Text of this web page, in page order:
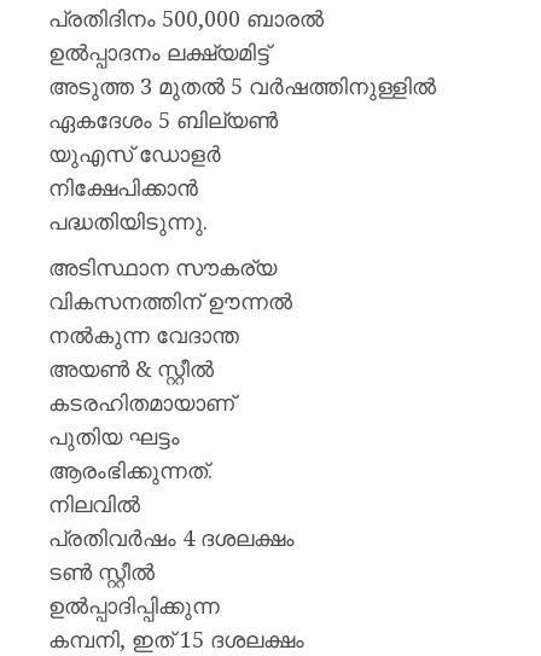
പ്രതിദിനം 500,000 ബാരല്‍
ഉല്‍പ്പാദനം ലക്ഷ്യമിട്ട്
അടുത്ത 3 മുതല്‍ 5 വര്‍ഷത്തിനുള്ളില്‍
ഏകദേശം 5 ബില്യണ്‍
യുഎസ് ഡോളര്‍
നിക്ഷേപിക്കാന്‍
പദ്ധതിയിടുന്നു.
അടിസ്ഥാന സൗകര്യ
വികസനത്തിന് ഊന്നല്‍
നല്‍കുന്ന വേദാന്ത
അയണ്‍ & സ്റ്റീല്‍
കടരഹിതമായാണ്
പുതിയ ഘട്ടം
ആരംഭിക്കുന്നത്.
നിലവില്‍
പ്രതിവര്‍ഷം 4 ദശലക്ഷം
ടണ്‍ സ്റ്റീല്‍
ഉല്‍പ്പാദിപ്പിക്കുന്ന
കമ്പനി, ഇത് 15 ദശലക്ഷം